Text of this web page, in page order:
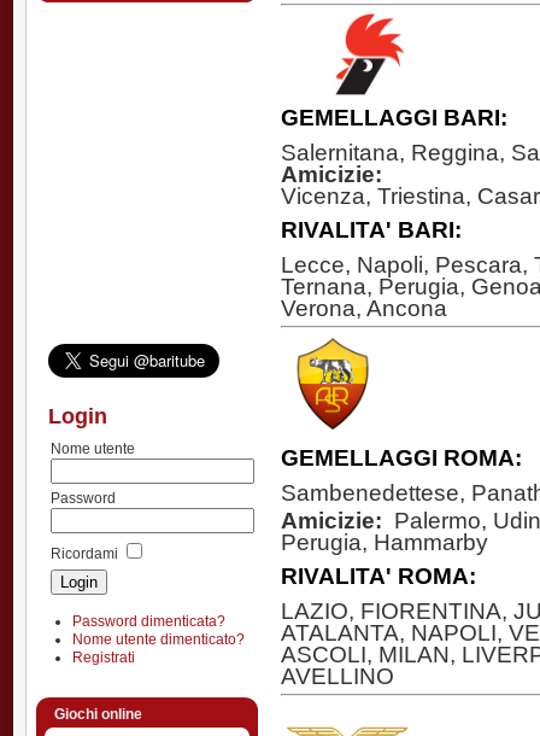
Login
Nome utente
Password
Ricordami
Password dimenticata?
Nome utente dimenticato?
Registrati
Giochi online
GEMELLAGGI BARI:
Salernitana, Reggina,
Amicizie:
Vicenza, Triestina,
RIVALITA' BARI:
Lecce, Napoli, Pescara,
Ternana, Perugia,
Verona, Ancona
GEMELLAGGI ROMA:
Sambenedettese,
Amicizie: Palermo,
Perugia, Hammarby
RIVALITA' ROMA:
LAZIO, FIORENTINA,
ATALANTA, NAPOLI,
ASCOLI, MILAN,
AVELLINO